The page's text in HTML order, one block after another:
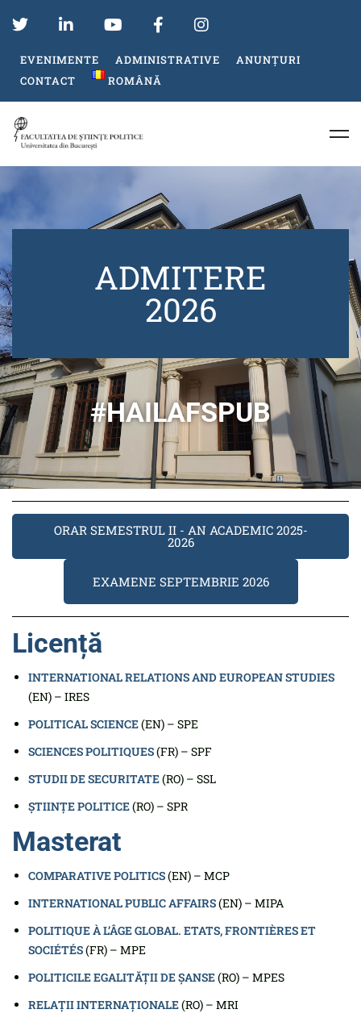
EVENIMENTE ADMINISTRATIVE
ANUNȚURI
CONTACT
ROMÂNĂ
ADMITERE
2026
#HAILAFSPUB
ORAR SEMESTRUL II - AN ACADEMIC 2025-
2026
EXAMENE SEPTEMBRIE 2026
Licență
INTERNATIONAL RELATIONS AND EUROPEAN STUDIES
(EN) – IRES
POLITICAL SCIENCE(EN) – SPE
SCIENCES POLITIQUES(FR) – SPF
STUDII DE SECURITATE(RO) – SSL
ȘTIINȚE POLITICE(RO) – SPR
Masterat
COMPARATIVE POLITICS(EN) – MCP
INTERNATIONAL PUBLIC AFFAIRS(EN) – MIPA
POLITIQUE À L’ÂGE GLOBAL. ETATS, FRONTIÈRES ET
SOCIÉTÉS(FR) – MPE
POLITICILE EGALITĂȚII DE ȘANSE(RO) – MPES
RELAȚII INTERNAȚIONALE(RO) – MRI